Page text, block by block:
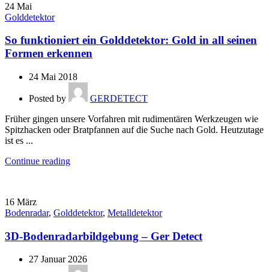
24 Mai
Golddetektor
So funktioniert ein Golddetektor: Gold in all seinen
Formen erkennen
24 Mai 2018
Posted by
GERDETECT
Früher gingen unsere Vorfahren mit rudimentären Werkzeugen wie
Spitzhacken oder Bratpfannen auf die Suche nach Gold. Heutzutage
ist es ...
Continue reading
16 März
Bodenradar, Golddetektor, Metalldetektor
3D-Bodenradarbildgebung – Ger Detect
27 Januar 2026